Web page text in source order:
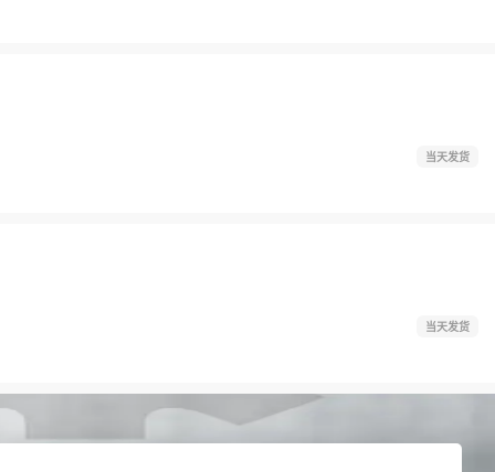
当天发货
当天发货